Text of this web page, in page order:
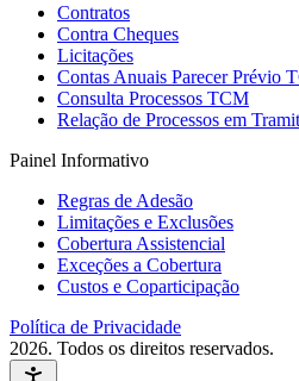
Contratos
Contra Cheques
Licitações
Contas Anuais Parecer Prévio
Consulta Processos TCM
Relação de Processos em
Painel Informativo
Regras de Adesão
Limitações e Exclusões
Cobertura Assistencial
Exceções a Cobertura
Custos e Coparticipação
Política de Privacidade
2026. Todos os direitos reservados.